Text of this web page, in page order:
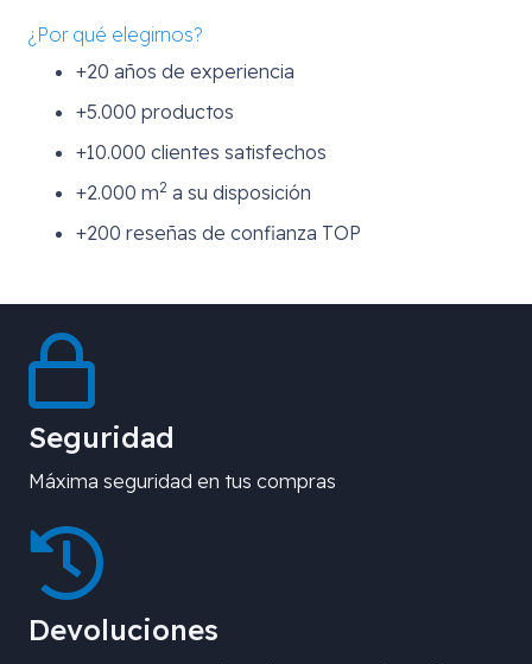
¿Por qué elegirnos?
+20 años de experiencia
+5.000 productos
+10.000 clientes satisfechos
+2.000 m2 a su disposición
+200 reseñas de confianza TOP
Seguridad
Máxima seguridad en tus compras
Devoluciones